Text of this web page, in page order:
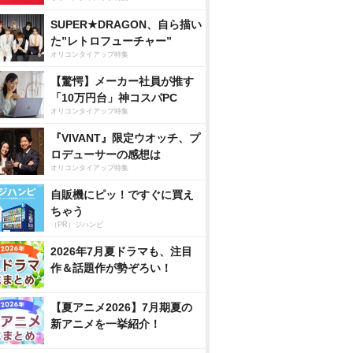
SUPER★DRAGON、自ら描い
た”レトロフューチャー”
オリコンタイアップ特集
【驚愕】メーカー社員が推す
「10万円台」神コスパPC
オリコンタイアップ特集
『VIVANT』限定ウオッチ、プ
ロデューサーの感想は
オリコンタイアップ特集
自販機にピッ！ですぐに買え
ちゃう
（PR）ジハンピ
2026年7月夏ドラマも、注目
作＆話題作が勢ぞろい！
【夏アニメ2026】7月期夏の
新アニメを一挙紹介！